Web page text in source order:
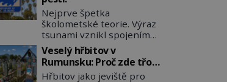
všechno možné, jen ne
oranžová. Je fialová, žlutá,
bílá, někdy dokonce téměř
černá. Až díky stovkám let
pečlivého šlechtění se z ní
stává zelenina, bez které
si českou zahradu ani
Nejprve špetka
školometské teorie. Výraz
tsunami vznikl spojením
japonských slov tsu
(přístav) a nami (vlna).
Jedná se o dlouhou vlnu,
která je na volném moři
Veselý hřbitov v
Rumunsku: Proč zde třou
pohřební plačky bídu s
Hřbitov jako jeviště pro